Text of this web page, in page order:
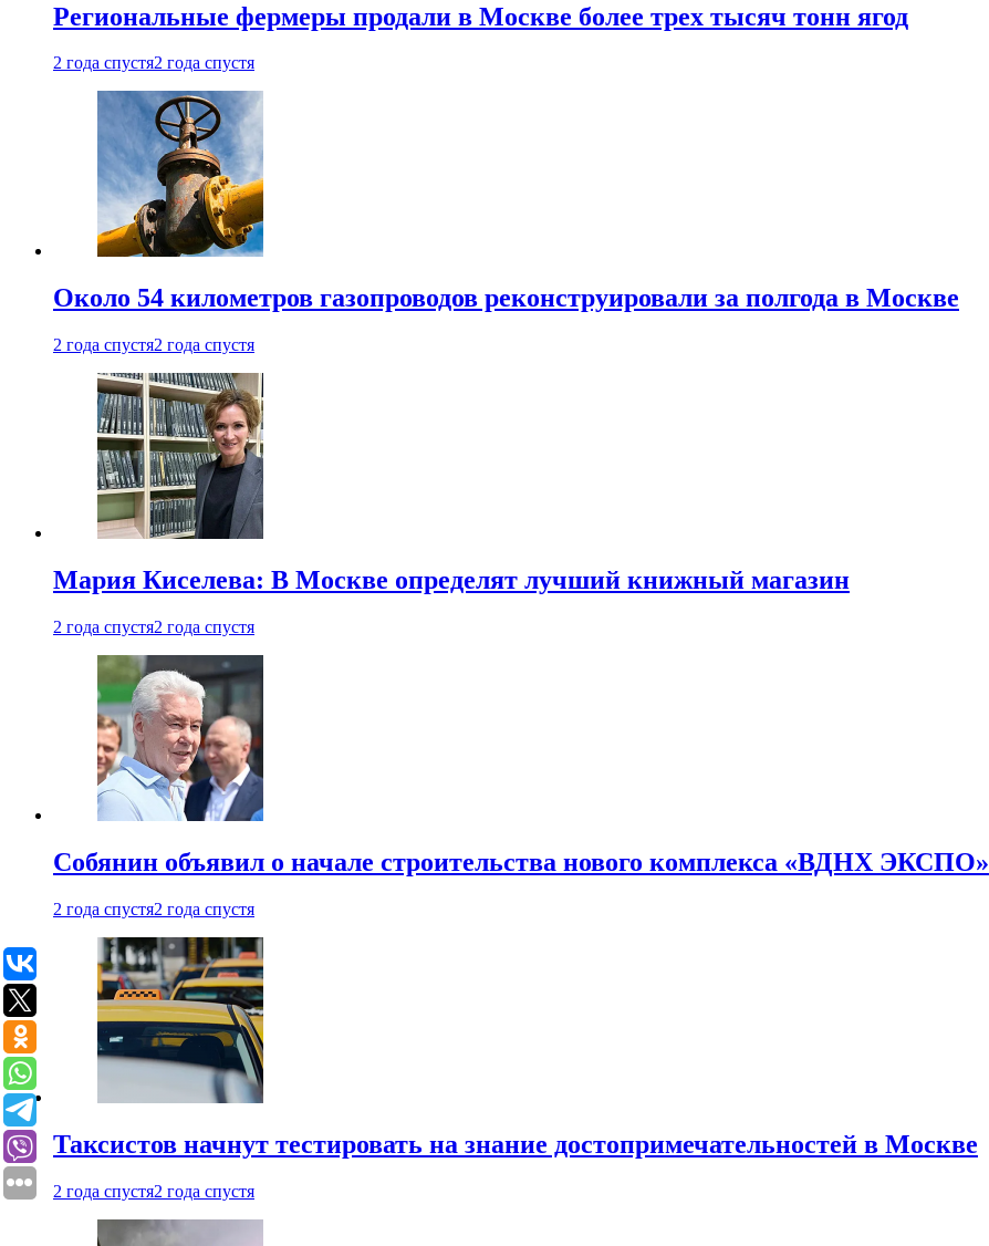
Региональные фермеры продали в Москве более трех тысяч тонн ягод
2 года спустя2 года спустя
Около 54 километров газопроводов реконструировали за полгода в Москве
2 года спустя2 года спустя
Мария Киселева: В Москве определят лучший книжный магазин
2 года спустя2 года спустя
Собянин объявил о начале строительства нового комплекса «ВДНХ ЭКСПО»
2 года спустя2 года спустя
Таксистов начнут тестировать на знание достопримечательностей в Москве
2 года спустя2 года спустя